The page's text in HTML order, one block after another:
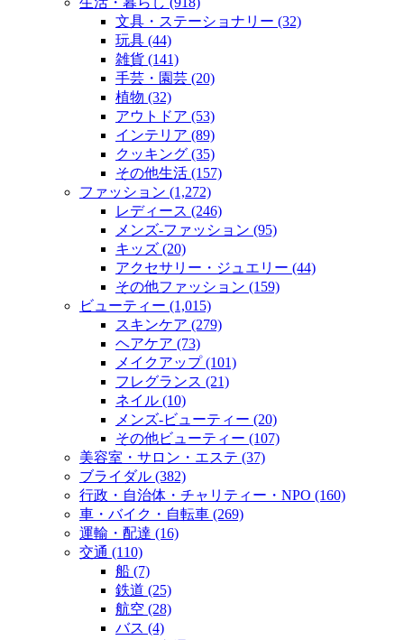
文具・ステーショナリー (32)
玩具 (44)
雑貨 (141)
手芸・園芸 (20)
植物 (32)
アウトドア (53)
インテリア (89)
クッキング (35)
その他生活 (157)
ファッション (1,272)
レディース (246)
メンズ‐ファッション (95)
キッズ (20)
アクセサリー・ジュエリー (44)
その他ファッション (159)
ビューティー (1,015)
スキンケア (279)
ヘアケア (73)
メイクアップ (101)
フレグランス (21)
ネイル (10)
メンズ‐ビューティー (20)
その他ビューティー (107)
美容室・サロン・エステ (37)
ブライダル (382)
行政・自治体・チャリティー・NPO (160)
車・バイク・自転車 (269)
運輸・配達 (16)
交通 (110)
船 (7)
鉄道 (25)
航空 (28)
バス (4)